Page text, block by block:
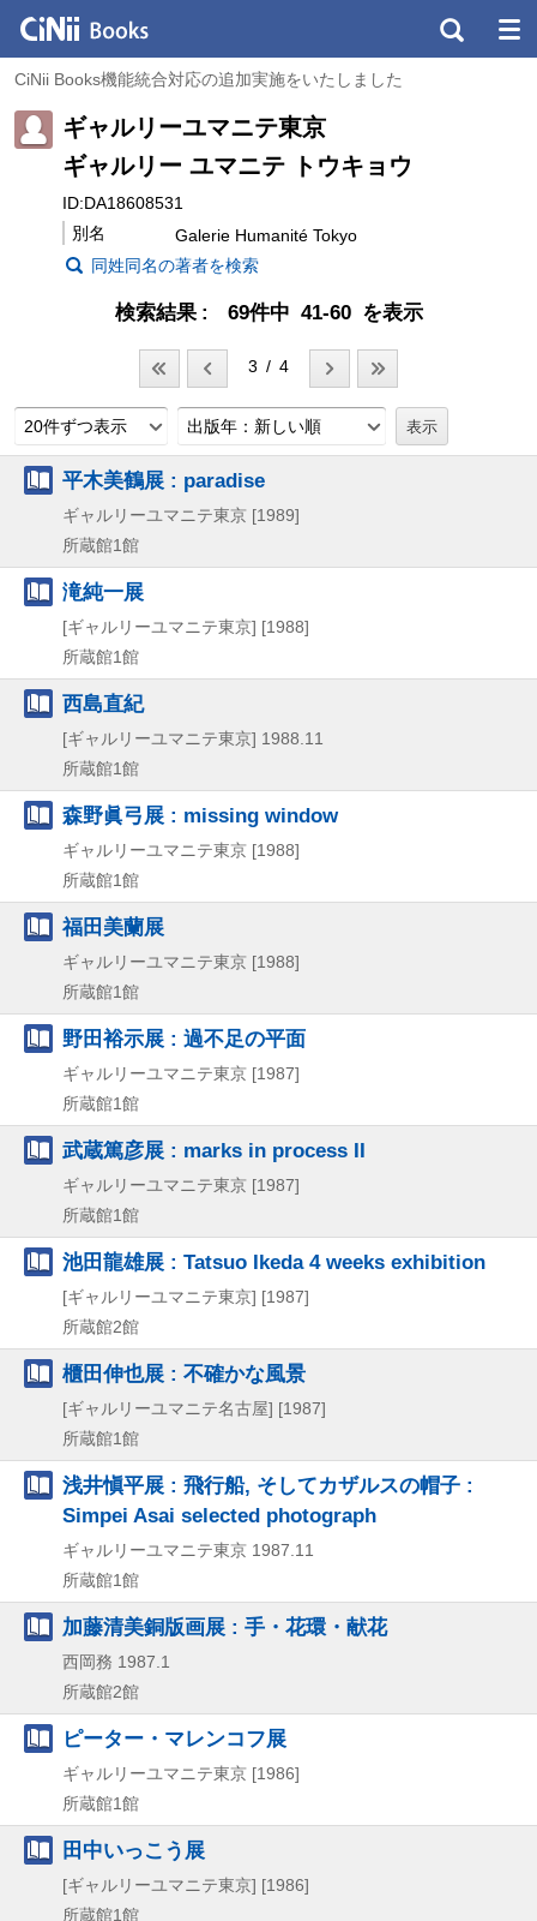
CiNii Books機能統合対応の追加実施をいたしました
ギャルリーユマニテ東京
ギャルリー ユマニテ トウキョウ
ID:DA18608531
別名
Galerie Humanité Tokyo
同姓同名の著者を検索
検索結果 69件中 41-60 を表示
3 / 4
20件ずつ表示 出版年：新しい順
平木美鶴展 : paradise
ギャルリーユマニテ東京 [1989]
所蔵館1館
滝純一展
[ギャルリーユマニテ東京] [1988]
所蔵館1館
西島直紀
[ギャルリーユマニテ東京] 1988.11
所蔵館1館
森野眞弓展 : missing window
ギャルリーユマニテ東京 [1988]
所蔵館1館
福田美蘭展
ギャルリーユマニテ東京 [1988]
所蔵館1館
野田裕示展 : 過不足の平面
ギャルリーユマニテ東京 [1987]
所蔵館1館
武蔵篤彦展 : marks in process II
ギャルリーユマニテ東京 [1987]
所蔵館1館
池田龍雄展 : Tatsuo Ikeda 4 weeks exhibition
[ギャルリーユマニテ東京] [1987]
所蔵館2館
櫃田伸也展 : 不確かな風景
[ギャルリーユマニテ名古屋] [1987]
所蔵館1館
浅井愼平展 : 飛行船, そしてカザルスの帽子 :
Simpei Asai selected photograph
ギャルリーユマニテ東京 1987.11
所蔵館1館
加藤清美銅版画展 : 手・花環・献花
西岡務 1987.1
所蔵館2館
ピーター・マレンコフ展
ギャルリーユマニテ東京 [1986]
所蔵館1館
田中いっこう展
[ギャルリーユマニテ東京] [1986]
所蔵館1館